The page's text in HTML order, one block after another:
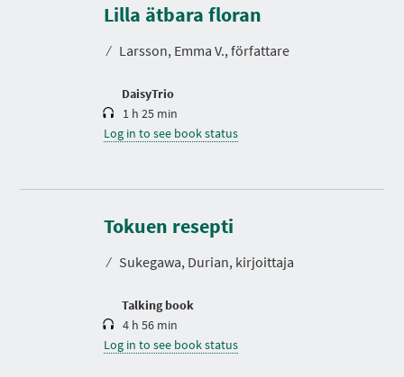
Lilla ätbara floran
⁄ Larsson, Emma V., författare
DaisyTrio
r
a
i
1 h 25 min
Log in to see book status
Tokuen resepti
⁄ Sukegawa, Durian, kirjoittaja
Talking book
D
r
a
i
4 h 56 min
Log in to see book status